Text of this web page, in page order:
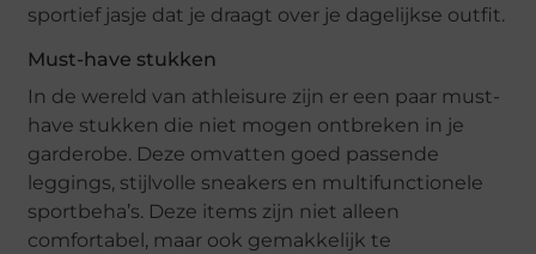
sportief jasje dat je draagt over je dagelijkse outfit.
Must-have stukken
In de wereld van athleisure zijn er een paar must-
have stukken die niet mogen ontbreken in je
garderobe. Deze omvatten goed passende
leggings, stijlvolle sneakers en multifunctionele
sportbeha’s. Deze items zijn niet alleen
comfortabel, maar ook gemakkelijk te